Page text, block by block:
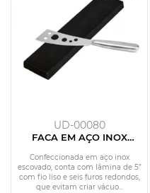
UD-00080
FACA EM AÇO INOX
ESCOVADO TAMANHO 5
COM 6 FUROS
Confeccionada em aço inox
escovado, conta com lâmina de 5”
com fio liso e seis furos redondos,
que evitam criar vácuo...